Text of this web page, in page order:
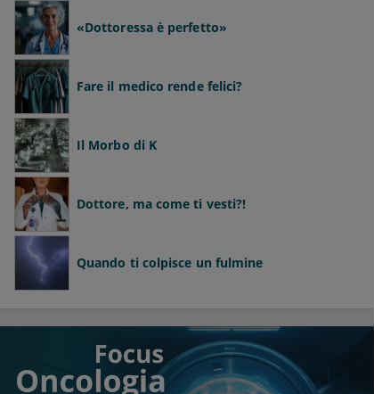
«Dottoressa è perfetto»
Fare il medico rende felici?
Il Morbo di K
Dottore, ma come ti vesti?!
Quando ti colpisce un fulmine